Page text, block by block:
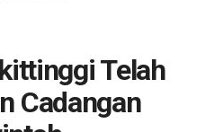
Telah
Cadangan